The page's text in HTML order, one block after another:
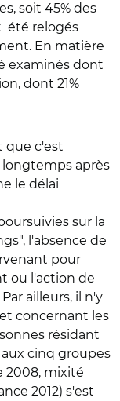
soit 45% des
été relogés
En matière
examinés dont
dont 21%
que c'est
longtemps après
le délai
sur la
l'absence de
pour
ou l'action de
ailleurs, il n'y
concernant les
résidant
cinq groupes
2008, mixité
2012) s'est